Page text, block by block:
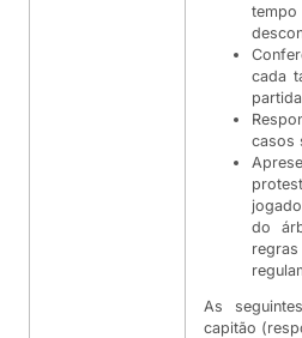
cada
casos
do
As
capitão